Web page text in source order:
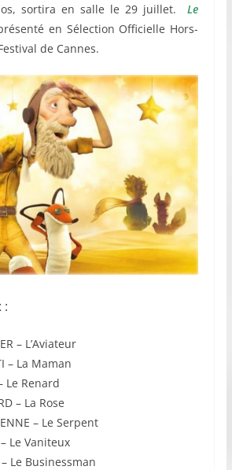
sortira en salle le 29 juillet.Le
en Sélection Officielle Hors-
de Cannes.
:
– L’Aviateur
– La Maman
Le Renard
– La Rose
– Le Serpent
Le Vaniteux
Le Businessman